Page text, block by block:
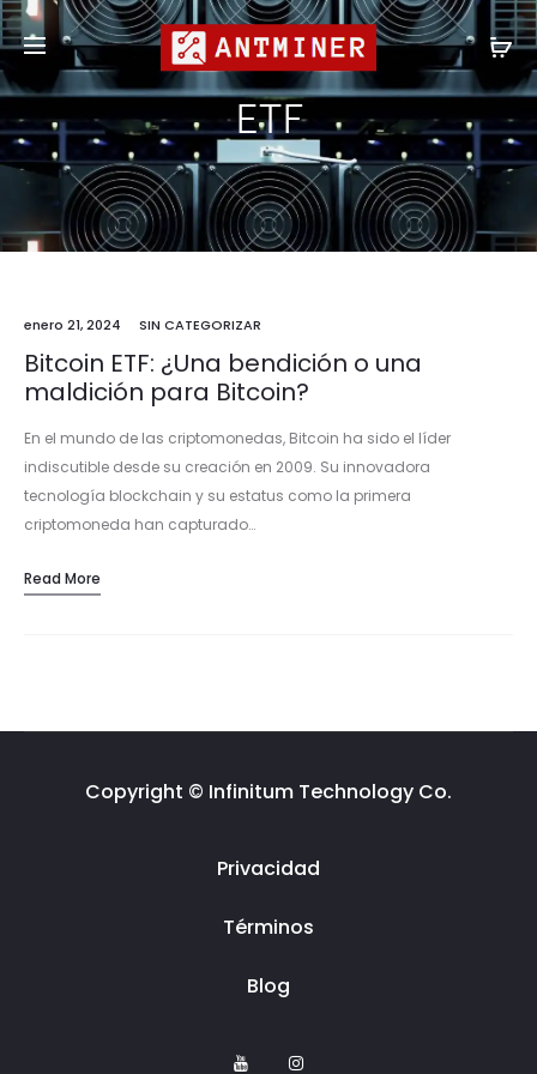
Compras al por mayor shop@antminer.hk
ETF
enero 21, 2024 SIN CATEGORIZAR
Bitcoin ETF: ¿Una bendición o una
maldición para Bitcoin?
En el mundo de las criptomonedas, Bitcoin ha sido el líder
indiscutible desde su creación en 2009. Su innovadora
tecnología blockchain y su estatus como la primera
criptomoneda han capturado…
Read More
Copyright © Infinitum Technology Co.
Privacidad
Términos
Blog